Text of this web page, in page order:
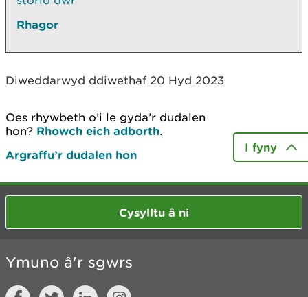
Rhagor
Diweddarwyd ddiwethaf 20 Hyd 2023
Oes rhywbeth o’i le gyda’r dudalen
hon? Rhowch eich adborth.
Argraffu’r dudalen hon
I fyny
Cysylltu â ni
Ymuno â'r sgwrs